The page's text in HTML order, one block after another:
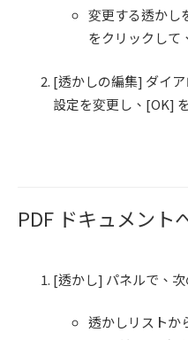
変更する透かし
をクリックして
[透かしの編集] ダイ
設定を変更し、[OK]
PDF ドキュメント
[透かし] パネルで、
透かしリストか